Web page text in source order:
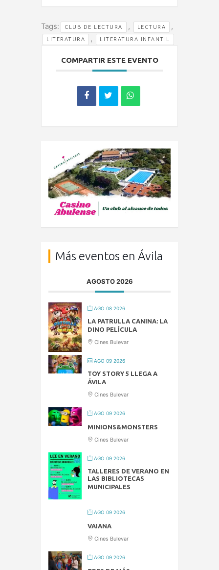
Tags: CLUB DE LECTURA , LECTURA ,
LITERATURA , LITERATURA INFANTIL
COMPARTIR ESTE EVENTO
Más eventos en Ávila
AGOSTO 2026
AGO 08 2026
LA PATRULLA CANINA: LA
DINO PELÍCULA
Cines Bulevar
AGO 09 2026
TOY STORY 5 LLEGA A
ÁVILA
Cines Bulevar
AGO 09 2026
MINIONS&MONSTERS
Cines Bulevar
AGO 09 2026
TALLERES DE VERANO EN
LAS BIBLIOTECAS
MUNICIPALES
AGO 09 2026
VAIANA
Cines Bulevar
AGO 09 2026